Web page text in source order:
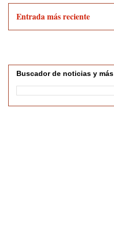
Entrada más reciente
Buscador de noticias y más